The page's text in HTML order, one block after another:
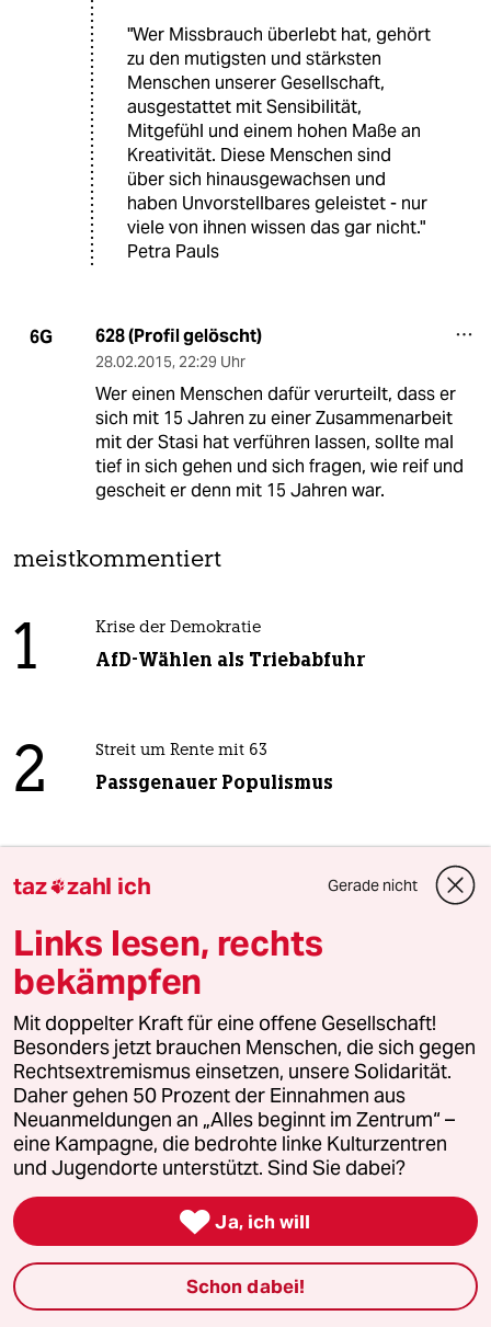
"Wer Missbrauch überlebt hat, gehört
zu den mutigsten und stärksten
Menschen unserer Gesellschaft,
ausgestattet mit Sensibilität,
Mitgefühl und einem hohen Maße an
Kreativität. Diese Menschen sind
über sich hinausgewachsen und
haben Unvorstellbares geleistet - nur
viele von ihnen wissen das gar nicht."
Petra Pauls
6G 628 (Profil gelöscht)
28.02.2015, 22:29 Uhr
Wer einen Menschen dafür verurteilt, dass er
sich mit 15 Jahren zu einer Zusammenarbeit
mit der Stasi hat verführen lassen, sollte mal
tief in sich gehen und sich fragen, wie reif und
gescheit er denn mit 15 Jahren war.
meistkommentiert
1 Krise der Demokratie
AfD-Wählen als Triebabfuhr
2 Streit um Rente mit 63
Passgenauer Populismus
3 Bundeszentrale für politische Bildung
Zurück zu den antikommunistischen
Wurzeln
4
Das Zeitalter der elektronischen
Kriegsführung
5 Unfall von CDU-Abgeordnetem
Thomas Bareiß crasht bei voller
Dröhnung
6 Was tun gegen den Energiewende-Rollback?
Der Urknall
taz zahl ich Gerade nicht
Links lesen, rechts
bekämpfen
Mit doppelter Kraft für eine offene Gesellschaft!
Besonders jetzt brauchen Menschen, die sich gegen
Rechtsextremismus einsetzen, unsere Solidarität.
Daher gehen 50 Prozent der Einnahmen aus
Neuanmeldungen an „Alles beginnt im Zentrum“ –
eine Kampagne, die bedrohte linke Kulturzentren
und Jugendorte unterstützt. Sind Sie dabei?
 Ja, ich will
Schon dabei!